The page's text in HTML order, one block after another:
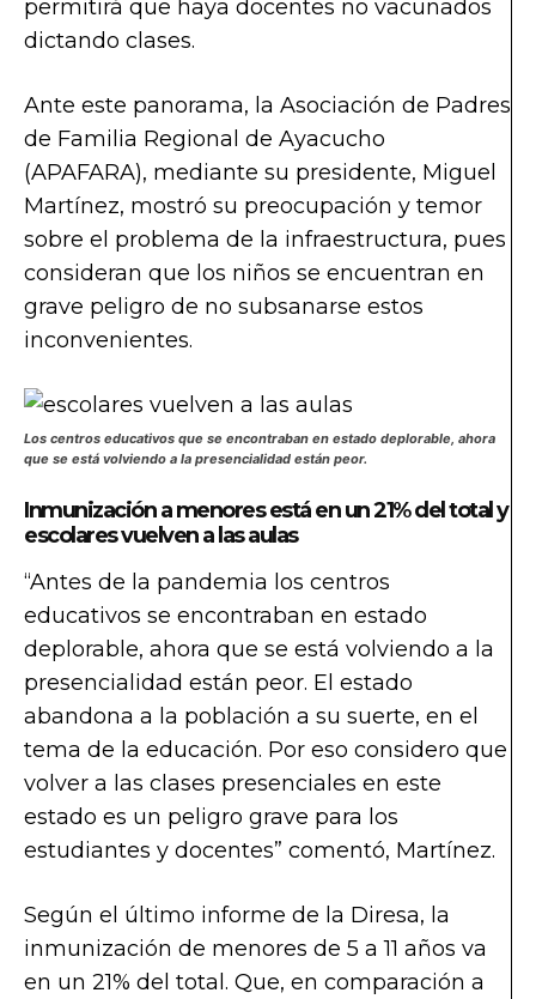
permitirá que haya docentes no vacunados
dictando clases.
Ante este panorama, la Asociación de Padres
de Familia Regional de Ayacucho
(APAFARA), mediante su presidente, Miguel
Martínez, mostró su preocupación y temor
sobre el problema de la infraestructura, pues
consideran que los niños se encuentran en
grave peligro de no subsanarse estos
inconvenientes.
Los centros educativos que se encontraban en estado deplorable, ahora
que se está volviendo a la presencialidad están peor.
Inmunización a menores está en un 21% del total y
escolares vuelven a las aulas
“Antes de la pandemia los centros
educativos se encontraban en estado
deplorable, ahora que se está volviendo a la
presencialidad están peor. El estado
abandona a la población a su suerte, en el
tema de la educación. Por eso considero que
volver a las clases presenciales en este
estado es un peligro grave para los
estudiantes y docentes” comentó, Martínez.
Según el último informe de la Diresa, la
inmunización de menores de 5 a 11 años va
en un 21% del total. Que, en comparación a